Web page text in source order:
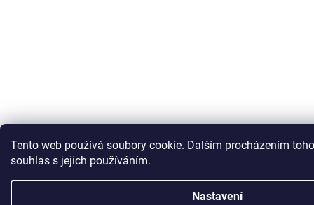
Tento web používá soubory cookie. Dalším procházením
souhlas s jejich používáním.
Nastavení